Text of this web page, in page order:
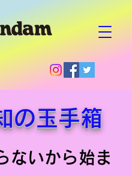
の玉手箱
ないから始ま